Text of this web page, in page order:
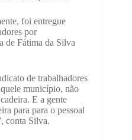
foi entregue
por
de Fátima da Silva
de trabalhadores
município, não
E a gente
para para o pessoal
conta Silva.